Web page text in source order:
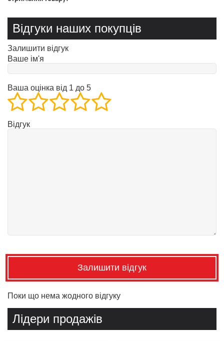
Відгуки наших покупців
Залишити відгук
Ваше ім'я
Ваша оцінка від 1 до 5
Відгук
Залишити відгук
Поки що нема жодного відгуку
Лідери продажів